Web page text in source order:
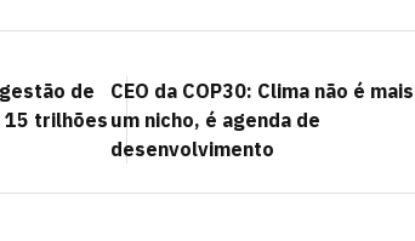
de
15 trilhões
CEO da COP30: Clima não é mais
um nicho, é agenda de
desenvolvimento